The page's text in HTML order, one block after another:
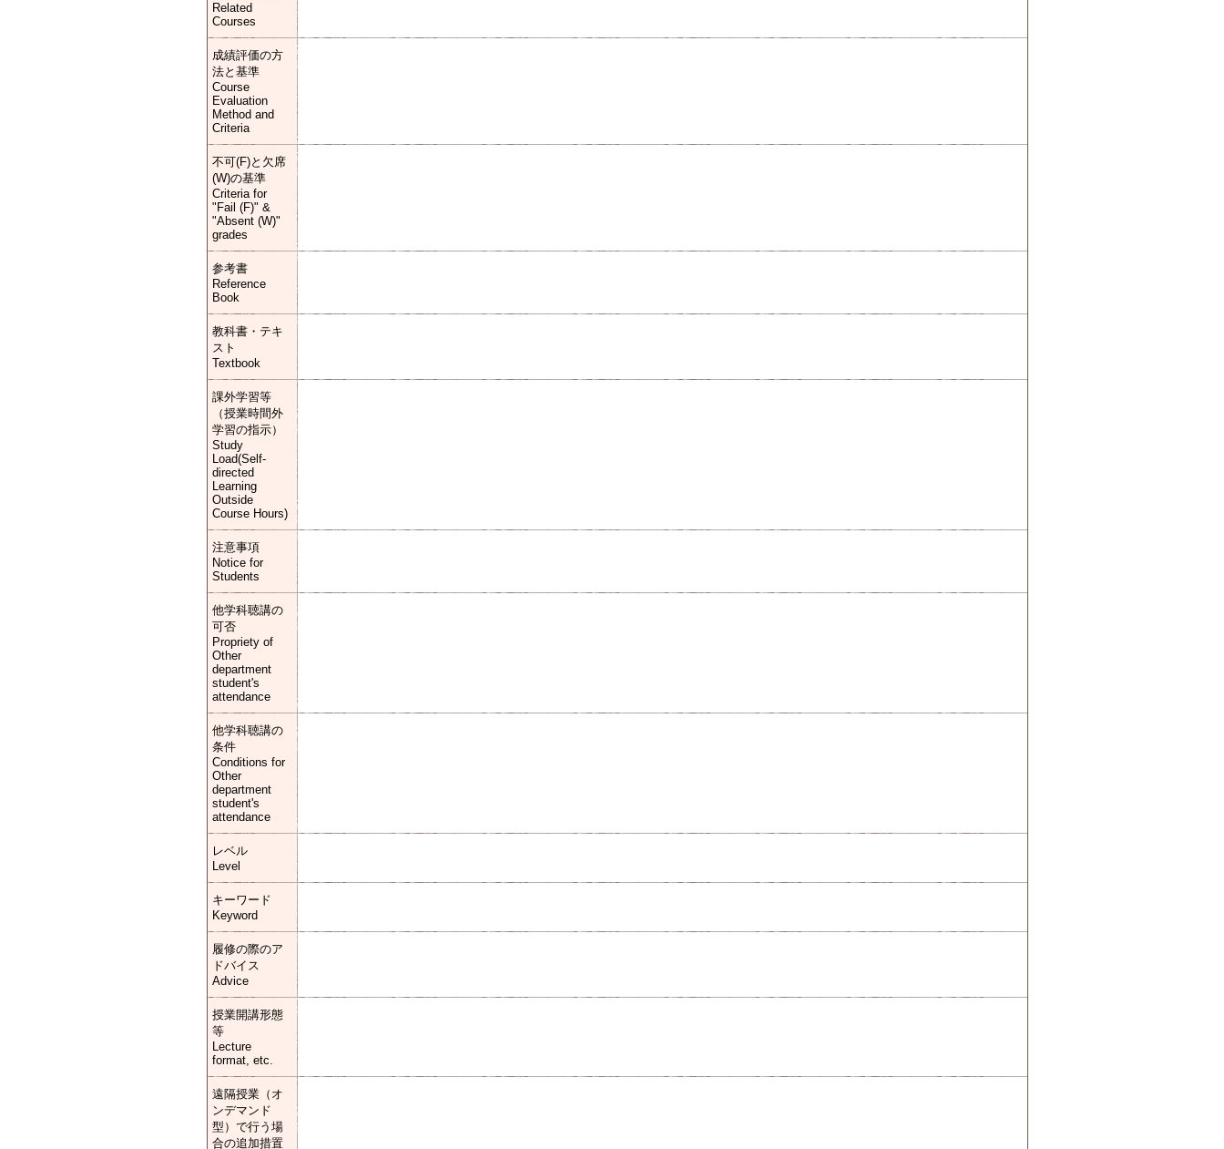
Related
Courses
成績評価の方
法と基準
Course
Evaluation
Method and
Criteria
不可(F)と欠席
(W)の基準
Criteria for
"Fail (F)" &
"Absent (W)"
grades
参考書
Reference
Book
教科書・テキ
スト
Textbook
課外学習等
（授業時間外
学習の指示）
Study
Load(Self-
directed
Learning
Outside
Course Hours)
注意事項
Notice for
Students
他学科聴講の
可否
Propriety of
Other
department
student's
attendance
他学科聴講の
条件
Conditions for
Other
department
student's
attendance
レベル
Level
キーワード
Keyword
履修の際のア
ドバイス
Advice
授業開講形態
等
Lecture
format, etc.
遠隔授業（オ
ンデマンド
型）で行う場
合の追加措置